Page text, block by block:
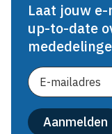
Laat jouw
up-to-date